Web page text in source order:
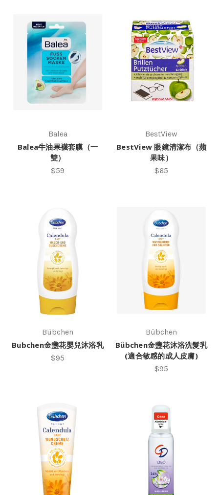
Balea
Balea牛油果襪套膜（一
雙）
$59
BestView
BestView 眼鏡清潔布（蘋
果味）
$65
Bübchen
Bubchen金盞花嬰兒沐浴乳
$95
Bübchen
Bübchen金盞花沐浴洗髮乳
(適合敏感的成人皮膚)
$95